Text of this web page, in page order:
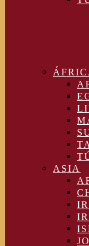
ASIA